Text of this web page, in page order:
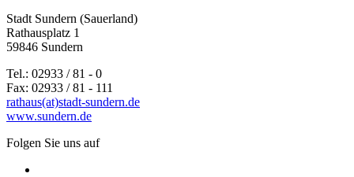
Stadt Sundern (Sauerland)
Rathausplatz 1
59846 Sundern
Tel.: 02933 / 81 - 0
Fax: 02933 / 81 - 111
rathaus(at)stadt-sundern.de
www.sundern.de
Folgen Sie uns auf